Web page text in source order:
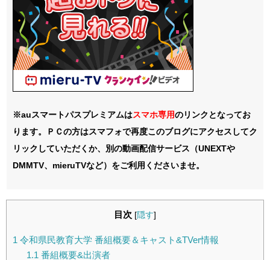
※auスマートパスプレミアムはスマホ専用のリンクとなってお
ります。ＰＣの方はスマフォで再度このブログにアクセスしてク
リックしていただくか、別の動画配信サービス（UNEXTや
DMMTV、mieruTVなど）をご利用くださいませ。
目次 [隠す]
1 令和県民教育大学 番組概要＆キャスト&TVer情報
1.1 番組概要&出演者